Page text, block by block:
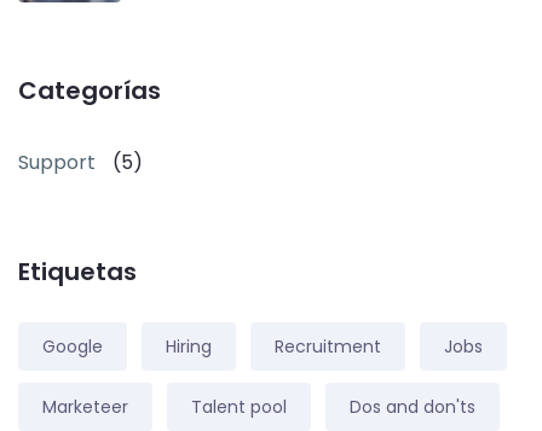
Categorías
Support (5)
Etiquetas
Google Hiring Recruitment Jobs
Marketeer Talent pool Dos and don'ts